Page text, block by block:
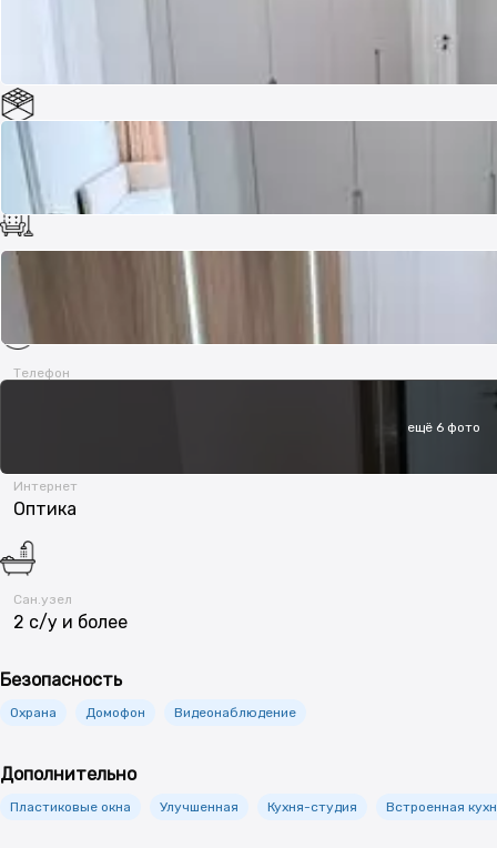
ещё 6 фото
Потолки
3 м
Мебель
Частично меблирована
Телефон
Интернет
Оптика
Сан.узел
2 с/у и более
Безопасность
Охрана Домофон Видеонаблюдение
Дополнительно
Пластиковые окна Улучшенная Кухня-студия Встроенная